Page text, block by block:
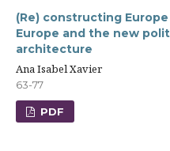
(Re) constructing
Europe and the new
architecture
Ana Isabel Xavier
63-77
PDF